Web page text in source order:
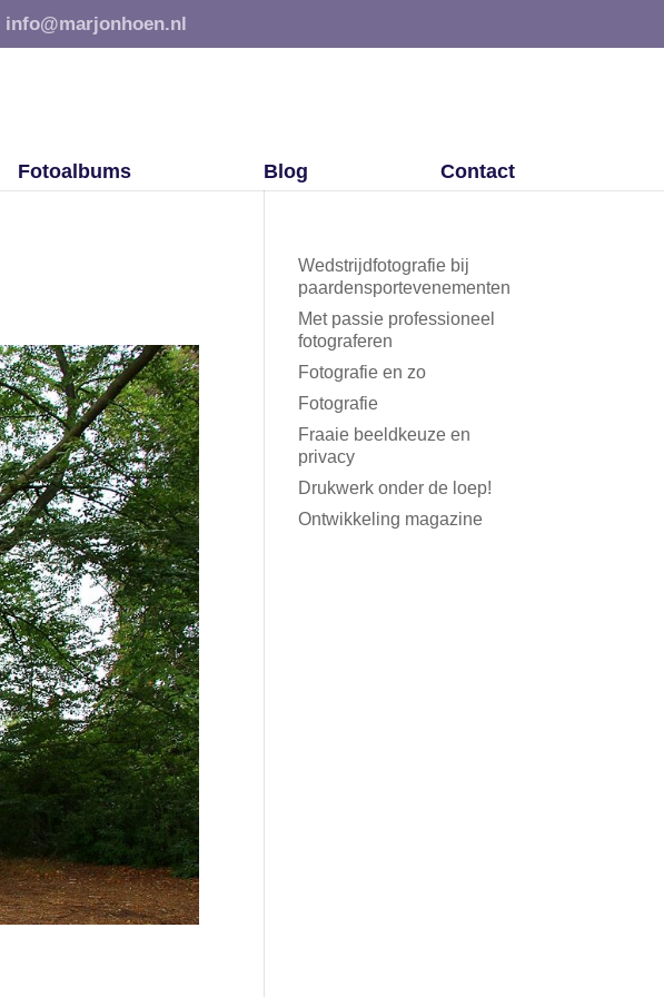
info@marjonhoen.nl
Fotoalbums Blog Contact
Wedstrijdfotografie bij
paardensportevenementen
Met passie professioneel
fotograferen
Fotografie en zo
Fotografie
Fraaie beeldkeuze en
privacy
Drukwerk onder de loep!
Ontwikkeling magazine